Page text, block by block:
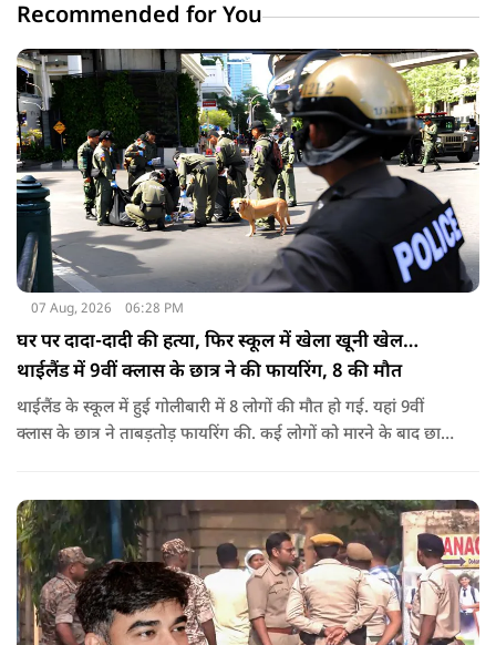
Recommended for You
07 Aug, 2026 06:28 PM
घर पर दादा-दादी की हत्या, फिर स्कूल में खेला खूनी खेल…
थाईलैंड में 9वीं क्लास के छात्र ने की फायरिंग, 8 की मौत
थाईलैंड के स्कूल में हुई गोलीबारी में 8 लोगों की मौत हो गई. यहां 9वीं
क्लास के छात्र ने ताबड़तोड़ फायरिंग की. कई लोगों को मारने के बाद छात्र